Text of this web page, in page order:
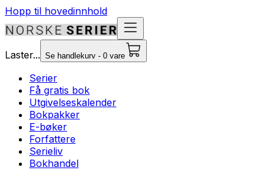
Hopp til hovedinnhold
Laster... Se handlekurv - 0 vare
Serier
Få gratis bok
Utgivelseskalender
Bokpakker
E-bøker
Forfattere
Serieliv
Bokhandel